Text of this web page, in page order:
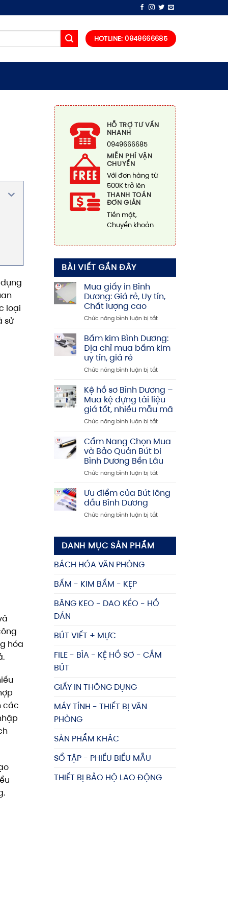
HOTLINE: 0949666685
loại
sử
hóa
các
HỖ TRỢ TƯ VẤN
NHANH
0949666685
MIỄN PHÍ VẬN
CHUYỂN
Với đơn hàng từ
500K trở lên
THANH TOÁN
ĐƠN GIẢN
Tiền mặt,
Chuyển khoản
BÀI VIẾT GẦN ĐÂY
Mua giấy in Bình
Dương: Giá rẻ, Uy tín,
Chất lượng cao
Chức năng bình luận bị tắtở
in
Bình
Giá
Uy
tín,
Chất
lượng
cao
Bấm kim Bình Dương:
Địa chỉ mua bấm kim
uy tín, giá rẻ
Chức năng bình luận bị tắtở
Bình
Dương:
Địa
chỉ
bấm
kim
uy
tín,
giá
Kệ hồ sơ Bình Dương –
Mua kệ đựng tài liệu
giá tốt, nhiều mẫu mã
Chức năng bình luận bị tắtở
hồ
sơ
Bình
Dương
–
kệ
đựng
liệu
Cẩm Nang Chọn Mua
và Bảo Quản Bút bi
Bình Dương Bền Lâu
Chức năng bình luận bị tắtở
Nang
Chọn
và
Ưu điểm của Bút lông
dầu Bình Dương
Chức năng bình luận bị tắtở
lông
DANH MỤC SẢN PHẨM
BÁCH HÓA VĂN PHÒNG
BẤM - KIM BẤM - KẸP
BĂNG KEO - DAO KÉO - HỒ
DÁN
BÚT VIẾT + MỰC
FILE - BÌA - KỆ HỒ SƠ - CẮM
BÚT
GIẤY IN THÔNG DỤNG
MÁY TÍNH - THIẾT BỊ VĂN
PHÒNG
SẢN PHẨM KHÁC
SỔ TẬP - PHIẾU BIỂU MẪU
THIẾT BỊ BẢO HỘ LAO ĐỘNG